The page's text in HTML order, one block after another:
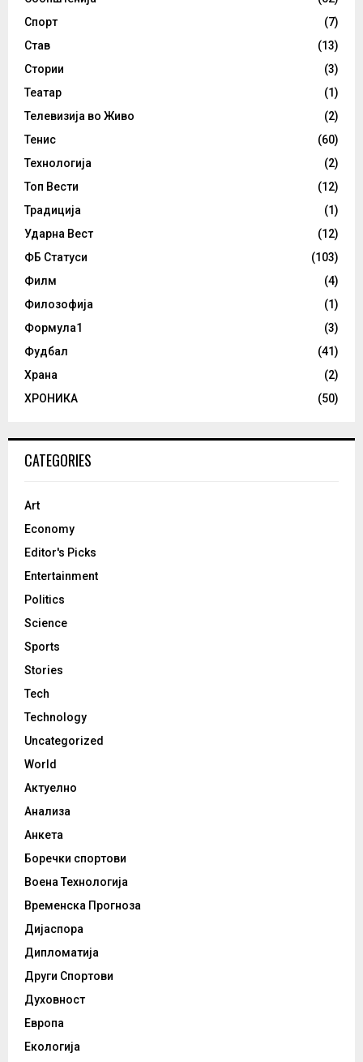
Спорт
(7)
Став
(13)
Стории
(3)
Театар
(1)
Телевизија во Живо
(2)
Тенис
(60)
Технологија
(2)
Топ Вести
(12)
Традиција
(1)
Ударна Вест
(12)
ФБ Статуси
(103)
Филм
(4)
Филозофија
(1)
Формула1
(3)
Фудбал
(41)
Храна
(2)
ХРОНИКА
(50)
CATEGORIES
Art
Economy
Editor's Picks
Entertainment
Politics
Science
Sports
Stories
Tech
Technology
Uncategorized
World
Актуелно
Анализа
Анкета
Боречки спортови
Воена Технологија
Временска Прогноза
Дијаспора
Дипломатија
Други Спортови
Духовност
Европа
Екологија